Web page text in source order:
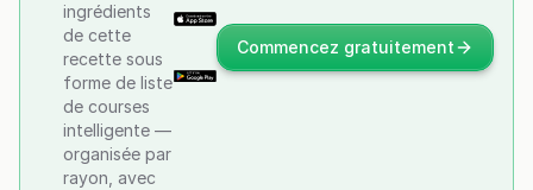
ingrédients
de cette
recette sous
forme de liste
de courses
intelligente —
organisée par
rayon, avec
Commencez gratuitement